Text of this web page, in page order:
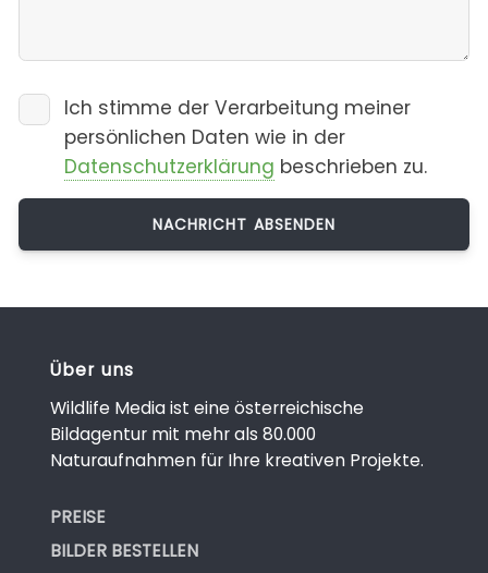
Ich stimme der Verarbeitung meiner
persönlichen Daten wie in der
Datenschutzerklärung beschrieben zu.
Über uns
Wildlife Media ist eine österreichische
Bildagentur mit mehr als 80.000
Naturaufnahmen für Ihre kreativen Projekte.
PREISE
BILDER BESTELLEN